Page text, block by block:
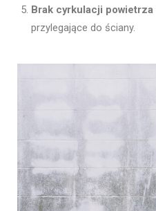
Brak cyrkulacji powietrza
przylegające do ściany.